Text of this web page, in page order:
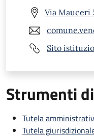
Via Mauceri
Sito
Strumenti
Tutela
Tutela